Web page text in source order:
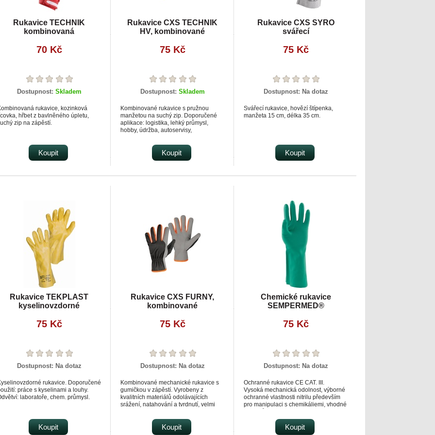
Rukavice TECHNIK
kombinovaná
70 Kč
Dostupnost: Skladem
rukavice, kozinková
hřbet z bavlněného úpletu,
zip na zápěstí.
Koupit
Rukavice CXS TECHNIK
HV, kombinované
75 Kč
Dostupnost: Skladem
Kombinované rukavice s pružnou
manžetou na suchý zip. Doporučené
aplikace: logistika, lehký průmysl,
hobby, údržba, autoservisy,
Koupit
Rukavice CXS SYRO
svářecí
75 Kč
Dostupnost: Na dotaz
Svářecí rukavice, hovězí štípenka,
manžeta 15 cm, délka 35 cm.
Koupit
Rukavice TEKPLAST
kyselinovzdorné
75 Kč
Dostupnost: Na dotaz
rukavice. Doporučené
práce s kyselinami a louhy.
laboratoře, chem. průmysl.
Koupit
Rukavice CXS FURNY,
kombinované
75 Kč
Dostupnost: Na dotaz
Kombinované mechanické rukavice s
gumičkou v zápěstí. Vyrobeny z
kvalitních materiálů odolávajících
srážení, natahování a tvrdnutí, velmi
Doporučené aplikace: logistika, hobby.
Koupit
Chemické rukavice
SEMPERMED®
75 Kč
Dostupnost: Na dotaz
Ochranné rukavice CE CAT. III.
Vysoká mechanická odolnost, výborné
ochranné vlastnosti nitrilu především
pro manipulaci s chemikáliemi, vhodné
Pro většinu profesionálních čistících
Povrchová úprava pro snadnější a
Koupit